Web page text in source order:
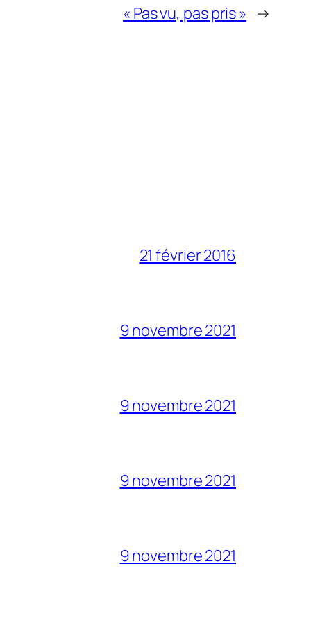
« Pas vu, pas pris » →
21 février 2016
9 novembre 2021
9 novembre 2021
9 novembre 2021
9 novembre 2021